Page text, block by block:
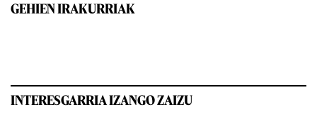
GEHIEN IRAKURRIAK
INTERESGARRIA IZANGO ZAIZU